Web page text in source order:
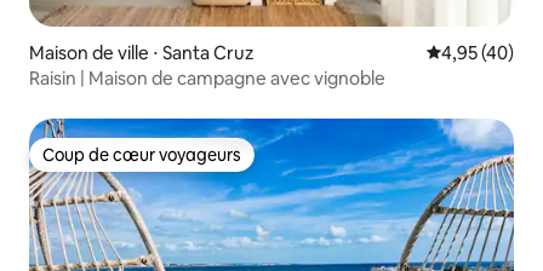
Maison de ville ⋅ Santa Cruz Évaluation
4,95 (40)
Raisin | Maison de campagne avec vignoble
Coup de cœur voyageurs
Coup de cœur voyageurs